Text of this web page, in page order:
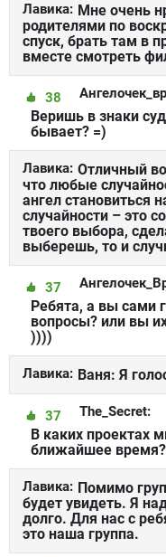
Лавика: Мне очень
родителями по
спуск, брать там в
вместе смотреть
38
Веришь в знаки
бывает? =)
Лавика: Отличный
что любые
ангел становиться
случайности – это
твоего выбора,
выберешь, то и
37
Ребята, а вы сами
вопросы? или вы
))))
Лавика: Ваня: Я
The_Secret:
37
В каких проектах
ближайшее время?
Лавика: Помимо
будет увидеть. Я
долго. Для нас с
это наша группа.